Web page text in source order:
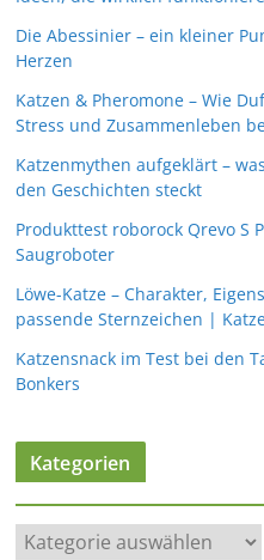
Die Abessinier – ein kleiner
Herzen
Katzen & Pheromone – Wie
Stress und Zusammenleben
Katzenmythen aufgeklärt –
den Geschichten steckt
Produkttest roborock Qrevo S
Saugroboter
Löwe-Katze – Charakter,
passende Sternzeichen |
Katzensnack im Test bei den
Bonkers
Kategorien